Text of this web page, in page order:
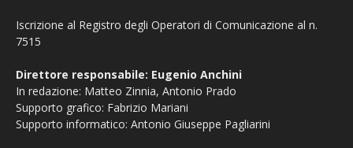
Iscrizione al Registro degli Operatori di Comunicazione al n.
7515
Direttore responsabile: Eugenio Anchini
In redazione: Matteo Zinnia, Antonio Prado
Supporto grafico: Fabrizio Mariani
Supporto informatico: Antonio Giuseppe Pagliarini